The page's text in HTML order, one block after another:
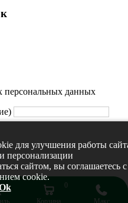
для улучшения работы
персонализации
сайтом, вы соглашаетесь с
cookie.
персональных данных
0
Корзина
Макс